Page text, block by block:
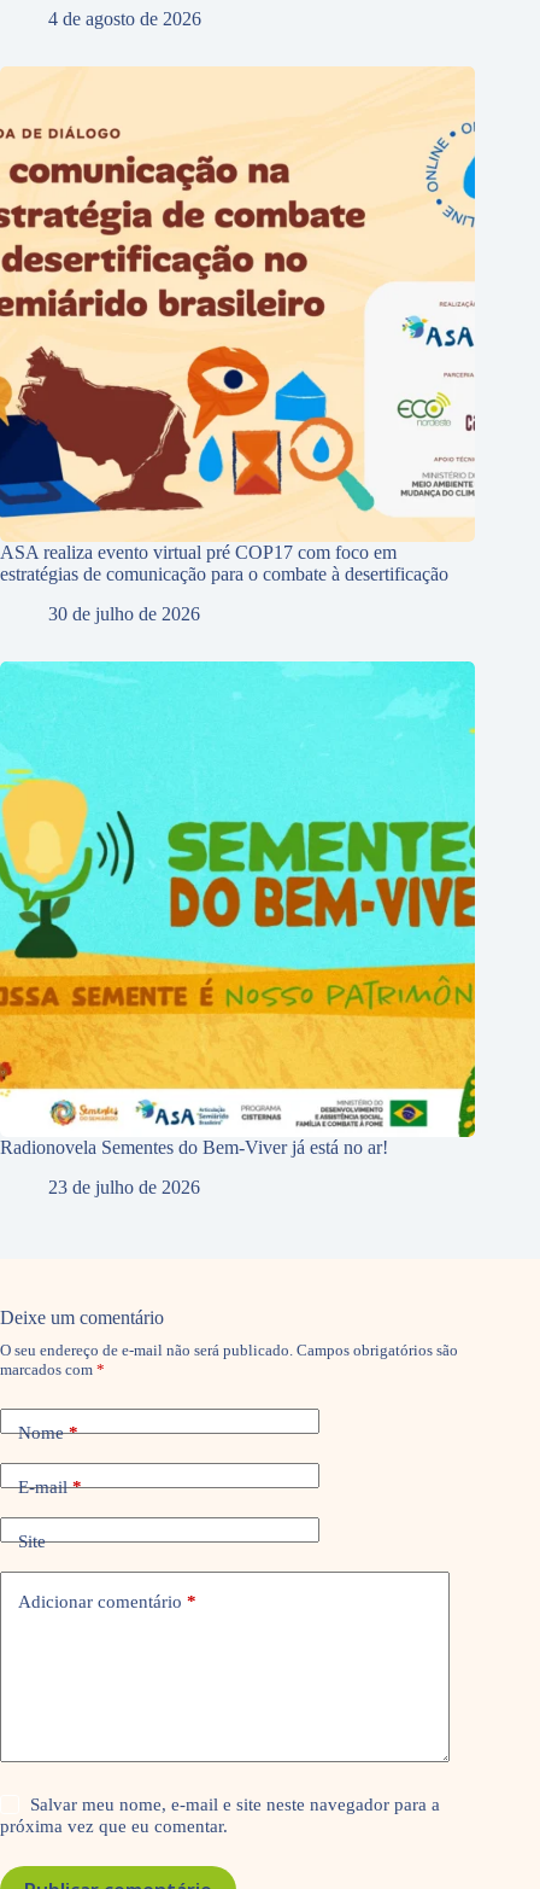
4 de agosto de 2026
ASA realiza evento virtual pré COP17 com foco em
estratégias de comunicação para o combate à desertificação
30 de julho de 2026
Radionovela Sementes do Bem-Viver já está no ar!
23 de julho de 2026
Deixe um comentário
O seu endereço de e-mail não será publicado. Campos obrigatórios são
marcados com *
Nome*
E-mail*
Site
Adicionar comentário *
Salvar meu nome, e-mail e site neste navegador para a
próxima vez que eu comentar.